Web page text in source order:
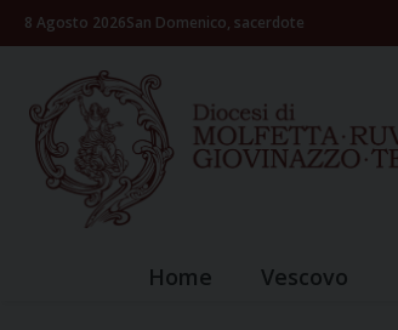
Skip8 Agosto 2026San Domenico, sacerdote
Home Vescovo